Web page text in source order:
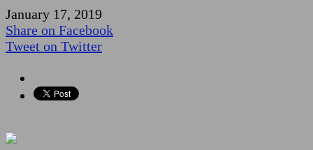
January 17, 2019
Share on Facebook
Tweet on Twitter